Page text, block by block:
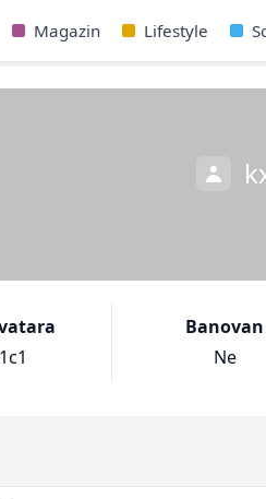
Magazin Lifestyle
Banovan
Ne